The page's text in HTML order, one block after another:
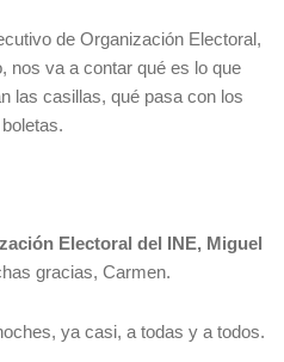
de Organización Electoral,
nos va a contar qué es lo que
las casillas, qué pasa con los
Electoral del INE, Miguel
gracias, Carmen.
ya casi, a todas y a todos.